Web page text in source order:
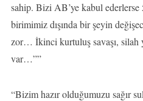
sahip. Bizi AB’ye kabul ederlerse
birimimiz dışında bir şeyin
zor… İkinci kurtuluş savaşı, silah
var…””
“Bizim hazır olduğumuzu sağır